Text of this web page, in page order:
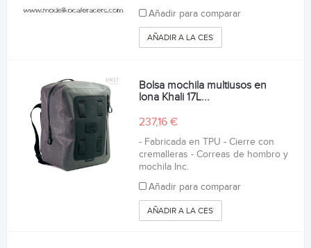
Añadir para comparar
AÑADIR A LA CESTA
Bolsa mochila multiusos en
lona Khali 17L...
237,16 €
- Fabricada en TPU - Cierre con
cremalleras - Correas de hombro y
mochila Inc.
Añadir para comparar
AÑADIR A LA CESTA